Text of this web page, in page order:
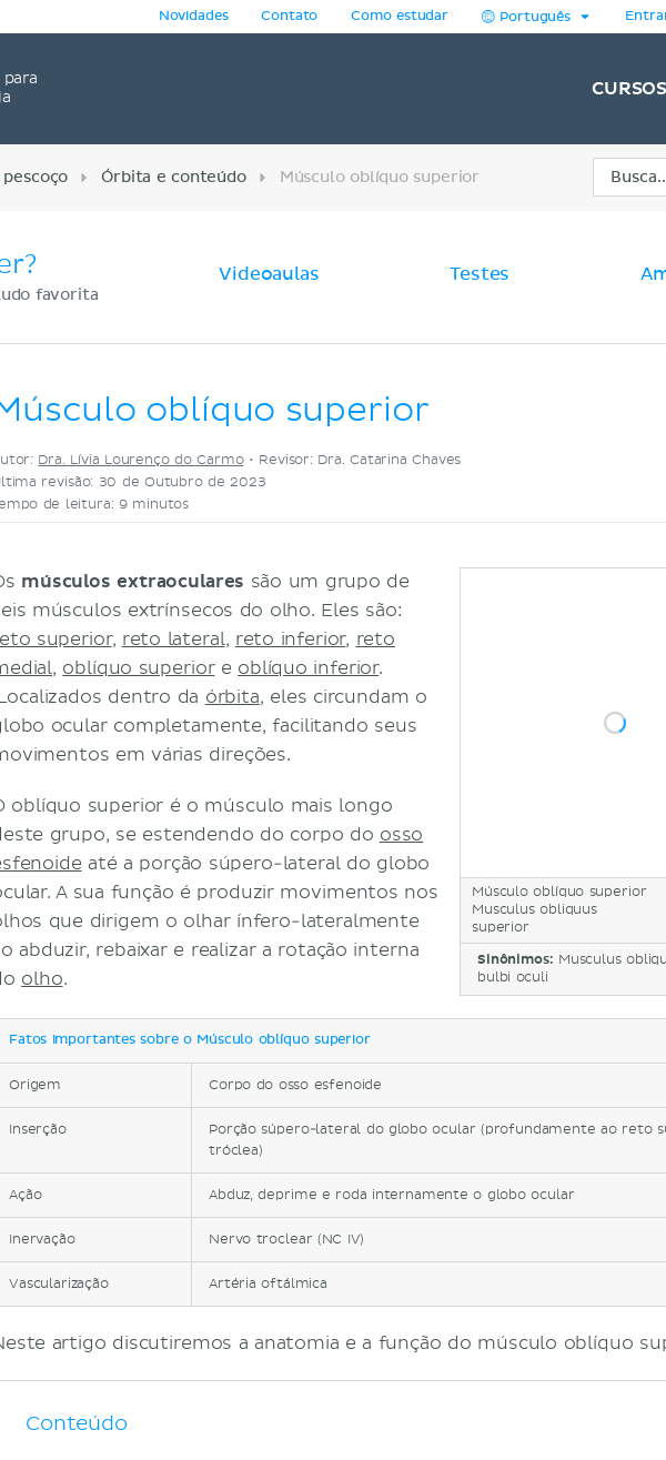
para
Novidades Contato Como estudar Português
CURSOS
pescoço Órbita e conteúdo Músculo oblíquo superior
favorita
Videoaulas Testes
oblíquo superior
Dra. Lívia Lourenço do Carmo• Revisor: Dra. Catarina Chaves
revisão: 30 de Outubro de 2023
de leitura: 9 minutos
Músculo oblíquo superior
Musculus obliquus
superior
Sinônimos: Musculus
bulbi oculi
músculos extraoculares são um grupo de
músculos extrínsecos do olho. Eles são:
superior, reto lateral, reto inferior, reto
, oblíquo superiore oblíquo inferior.
dentro da órbita, eles circundam o
ocular completamente, facilitando seus
em várias direções.
oblíquo superior é o músculo mais longo
grupo, se estendendo do corpo do osso
até a porção súpero-lateral do globo
A sua função é produzir movimentos nos
que dirigem o olhar ínfero-lateralmente
abduzir, rebaixar e realizar a rotação interna
olho.
Fatos importantes sobre o Músculo oblíquo superior
Origem Corpo do osso esfenoide
Inserção
Porção súpero-lateral do globo ocular (profundamente ao reto
tróclea)
Ação Abduz, deprime e roda internamente o globo ocular
Inervação Nervo troclear (NC IV)
Vascularização Artéria oftálmica
artigo discutiremos a anatomia e a função do músculo oblíquo
Conteúdo